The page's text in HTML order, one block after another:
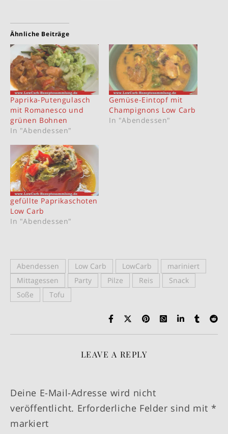
Ähnliche Beiträge
Paprika-Putengulasch
mit Romanesco und
grünen Bohnen
In "Abendessen"
Gemüse-Eintopf mit
Champignons Low Carb
In "Abendessen"
gefüllte Paprikaschoten
Low Carb
In "Abendessen"
Abendessen Low Carb LowCarb
mariniert
Mittagessen
Party Pilze Reis
Snack
Soße
Tofu
LEAVE A REPLY
Deine E-Mail-Adresse wird nicht
veröffentlicht. Erforderliche Felder sind mit *
markiert